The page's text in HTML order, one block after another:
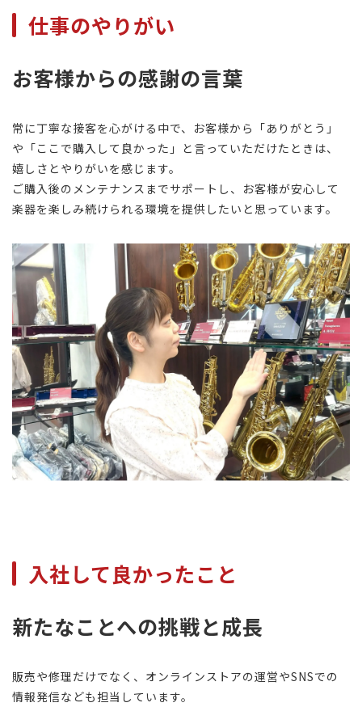
仕事のやりがい
お客様からの感謝の言葉
常に丁寧な接客を心がける中で、お客様から「ありがとう」
や「ここで購入して良かった」と言っていただけたときは、
嬉しさとやりがいを感じます。
ご購入後のメンテナンスまでサポートし、お客様が安心して
楽器を楽しみ続けられる環境を提供したいと思っています。
入社して良かったこと
新たなことへの挑戦と成長
販売や修理だけでなく、オンラインストアの運営やSNSでの
情報発信なども担当しています。